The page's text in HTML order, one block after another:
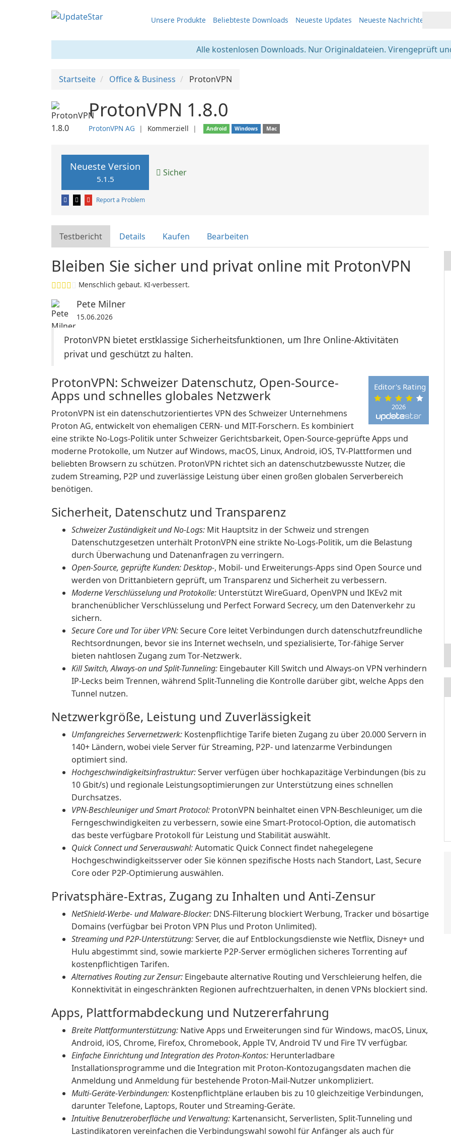
Unsere Produkte Beliebteste Downloads Neueste Updates Neueste Nachrichten
Alle kostenlosen Downloads. Nur Originaldateien. Virengeprüft
Startseite Office & Business ProtonVPN
ProtonVPN 1.8.0
ProtonVPN AG ❘ Kommerziell ❘ Android Windows Mac
Neueste Version
5.1.5
Sicher
Report a Problem
Testbericht Details Kaufen Bearbeiten
Bleiben Sie sicher und privat online mit ProtonVPN
Menschlich gebaut. KI-verbessert.
Pete Milner
15.06.2026
ProtonVPN bietet erstklassige Sicherheitsfunktionen, um Ihre Online-Aktivitäten
privat und geschützt zu halten.
2026
Editor's Rating
ProtonVPN: Schweizer Datenschutz, Open-Source-
Apps und schnelles globales Netzwerk
ProtonVPN ist ein datenschutzorientiertes VPN des Schweizer Unternehmens
Proton AG, entwickelt von ehemaligen CERN- und MIT-Forschern. Es kombiniert
eine strikte No-Logs-Politik unter Schweizer Gerichtsbarkeit, Open-Source-geprüfte Apps und
moderne Protokolle, um Nutzer auf Windows, macOS, Linux, Android, iOS, TV-Plattformen und
beliebten Browsern zu schützen. ProtonVPN richtet sich an datenschutzbewusste Nutzer, die
zudem Streaming, P2P und zuverlässige Leistung über einen großen globalen Serverbereich
benötigen.
Sicherheit, Datenschutz und Transparenz
Schweizer Zuständigkeit und No-Logs: Mit Hauptsitz in der Schweiz und strengen
Datenschutzgesetzen unterhält ProtonVPN eine strikte No-Logs-Politik, um die Belastung
durch Überwachung und Datenanfragen zu verringern.
Open-Source, geprüfte Kunden: Desktop-, Mobil- und Erweiterungs-Apps sind Open Source und
werden von Drittanbietern geprüft, um Transparenz und Sicherheit zu verbessern.
Moderne Verschlüsselung und Protokolle: Unterstützt WireGuard, OpenVPN und IKEv2 mit
branchenüblicher Verschlüsselung und Perfect Forward Secrecy, um den Datenverkehr zu
sichern.
Secure Core und Tor über VPN:Secure Core leitet Verbindungen durch datenschutzfreundliche
Rechtsordnungen, bevor sie ins Internet wechseln, und spezialisierte, Tor-fähige Server
bieten nahtlosen Zugang zum Tor-Netzwerk.
Kill Switch, Always-on und Split-Tunneling: Eingebauter Kill Switch und Always-on VPN verhindern
IP-Lecks beim Trennen, während Split-Tunneling die Kontrolle darüber gibt, welche Apps den
Tunnel nutzen.
Netzwerkgröße, Leistung und Zuverlässigkeit
Umfangreiches Servernetzwerk: Kostenpflichtige Tarife bieten Zugang zu über 20.000 Servern in
140+ Ländern, wobei viele Server für Streaming, P2P- und latenzarme Verbindungen
optimiert sind.
Hochgeschwindigkeitsinfrastruktur:Server verfügen über hochkapazitäge Verbindungen (bis zu
10 Gbit/s) und regionale Leistungsoptimierungen zur Unterstützung eines schnellen
Durchsatzes.
VPN-Beschleuniger und Smart Protocol: ProtonVPN beinhaltet einen VPN-Beschleuniger, um die
Ferngeschwindigkeiten zu verbessern, sowie eine Smart-Protocol-Option, die automatisch
das beste verfügbare Protokoll für Leistung und Stabilität auswählt.
Quick Connect und Serverauswahl:Automatic Quick Connect findet nahegelegene
Hochgeschwindigkeitsserver oder Sie können spezifische Hosts nach Standort, Last, Secure
Core oder P2P-Optimierung auswählen.
Privatsphäre-Extras, Zugang zu Inhalten und Anti-Zensur
NetShield-Werbe- und Malware-Blocker: DNS-Filterung blockiert Werbung, Tracker und bösartige
Domains (verfügbar bei Proton VPN Plus und Proton Unlimited).
Streaming und P2P-Unterstützung:Server, die auf Entblockungsdienste wie Netflix, Disney+ und
Hulu abgestimmt sind, sowie markierte P2P-Server ermöglichen sicheres Torrenting auf
kostenpflichtigen Tarifen.
Alternatives Routing zur Zensur: Eingebaute alternative Routing und Verschleierung helfen, die
Konnektivität in eingeschränkten Regionen aufrechtzuerhalten, in denen VPNs blockiert sind.
Apps, Plattformabdeckung und Nutzererfahrung
Breite Plattformunterstützung: Native Apps und Erweiterungen sind für Windows, macOS, Linux,
Android, iOS, Chrome, Firefox, Chromebook, Apple TV, Android TV und Fire TV verfügbar.
Einfache Einrichtung und Integration des Proton-Kontos: Herunterladbare
Installationsprogramme und die Integration mit Proton-Kontozugangsdaten machen die
Anmeldung und Anmeldung für bestehende Proton-Mail-Nutzer unkompliziert.
Multi-Geräte-Verbindungen: Kostenpflichtpläne erlauben bis zu 10 gleichzeitige Verbindungen,
darunter Telefone, Laptops, Router und Streaming-Geräte.
Intuitive Benutzeroberfläche und Verwaltung: Kartenansicht, Serverlisten, Split-Tunneling und
Lastindikatoren vereinfachen die Verbindungswahl sowohl für Anfänger als auch für